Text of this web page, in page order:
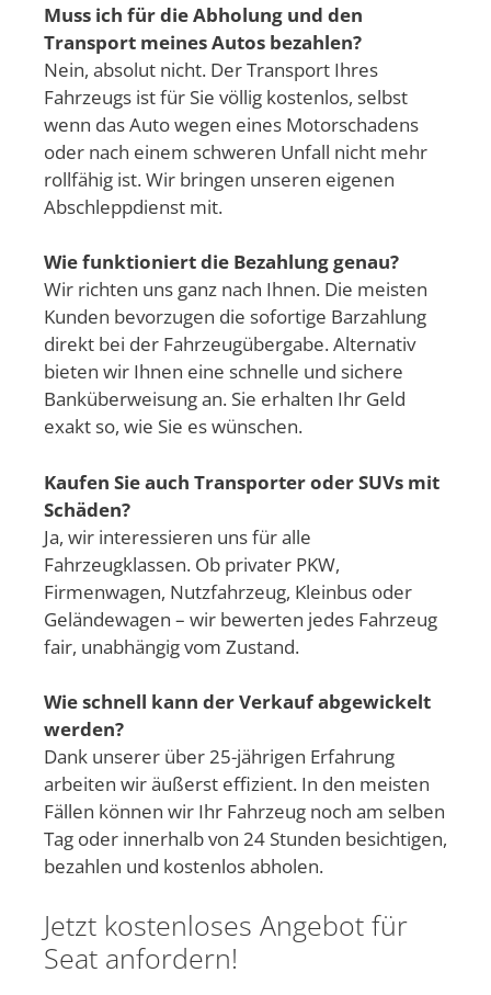
Muss ich für die Abholung und den
Transport meines Autos bezahlen?
Nein, absolut nicht. Der Transport Ihres
Fahrzeugs ist für Sie völlig kostenlos, selbst
wenn das Auto wegen eines Motorschadens
oder nach einem schweren Unfall nicht mehr
rollfähig ist. Wir bringen unseren eigenen
Abschleppdienst mit.
Wie funktioniert die Bezahlung genau?
Wir richten uns ganz nach Ihnen. Die meisten
Kunden bevorzugen die sofortige Barzahlung
direkt bei der Fahrzeugübergabe. Alternativ
bieten wir Ihnen eine schnelle und sichere
Banküberweisung an. Sie erhalten Ihr Geld
exakt so, wie Sie es wünschen.
Kaufen Sie auch Transporter oder SUVs mit
Schäden?
Ja, wir interessieren uns für alle
Fahrzeugklassen. Ob privater PKW,
Firmenwagen, Nutzfahrzeug, Kleinbus oder
Geländewagen – wir bewerten jedes Fahrzeug
fair, unabhängig vom Zustand.
Wie schnell kann der Verkauf abgewickelt
werden?
Dank unserer über 25-jährigen Erfahrung
arbeiten wir äußerst effizient. In den meisten
Fällen können wir Ihr Fahrzeug noch am selben
Tag oder innerhalb von 24 Stunden besichtigen,
bezahlen und kostenlos abholen.
Jetzt kostenloses Angebot für
Seat anfordern!